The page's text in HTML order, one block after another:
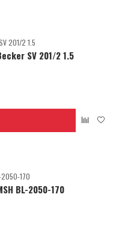
SV 201/2 1.5
BL-2050-170